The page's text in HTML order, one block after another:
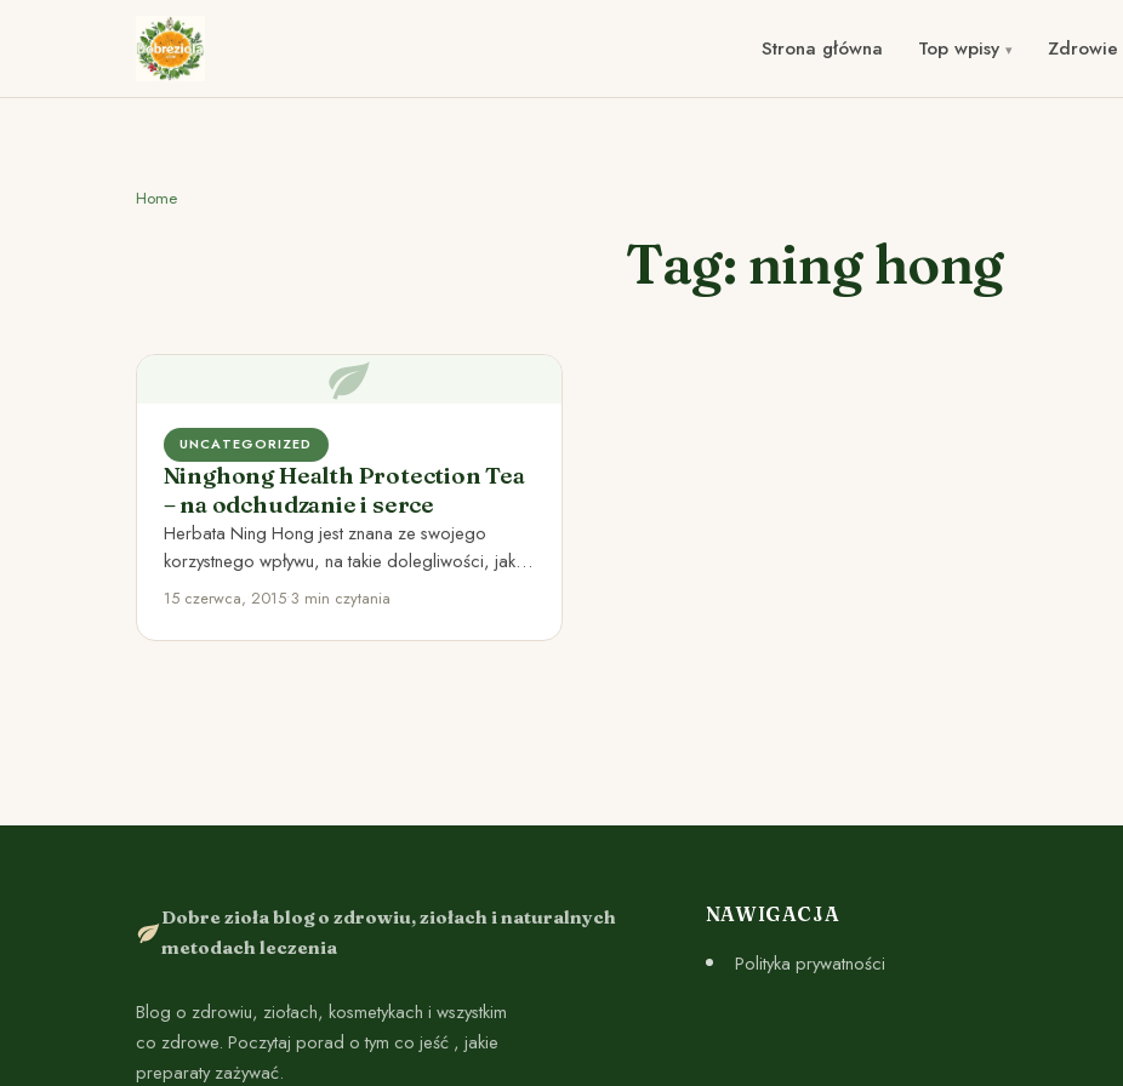
Strona główna Top wpisy Zdrowie
Home
Tag: ning hong
UNCATEGORIZED
Ninghong Health Protection Tea
– na odchudzanie i serce
Herbata Ning Hong jest znana ze swojego
korzystnego wpływu, na takie dolegliwości, jak:
Odchudzanie (także po ciąży) Oczyszczenie…
15 czerwca, 2015•3 min czytania
Dobre zioła blog o zdrowiu, ziołach i naturalnych
metodach leczenia
Blog o zdrowiu, ziołach, kosmetykach i wszystkim
co zdrowe. Poczytaj porad o tym co jeść , jakie
preparaty zażywać.
NAWIGACJA
Polityka prywatności